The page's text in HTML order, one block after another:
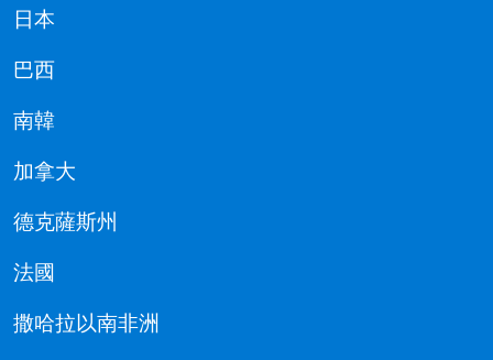
日本
巴西
南韓
加拿大
德克薩斯州
法國
撒哈拉以南非洲